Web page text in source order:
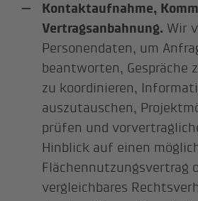
Kontaktaufnahme,
Vertragsanbahnung. Wir
Personendaten, um
beantworten, Gespräche
zu koordinieren,
auszutauschen,
prüfen und
Hinblick auf einen
Flächennutzungsvertrag
vergleichbares